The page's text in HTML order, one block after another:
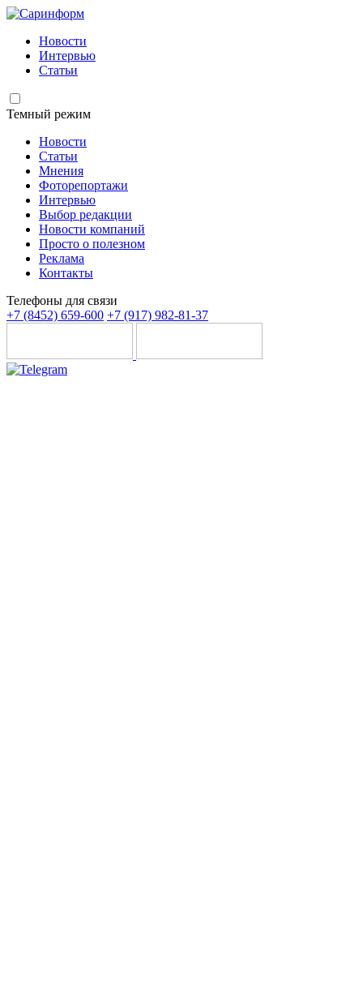
Новости
Интервью
Статьи
Темный режим
Новости
Статьи
Мнения
Фоторепортажи
Интервью
Выбор редакции
Новости компаний
Просто о полезном
Реклама
Контакты
Телефоны для связи
+7 (8452) 659-600 +7 (917) 982-81-37